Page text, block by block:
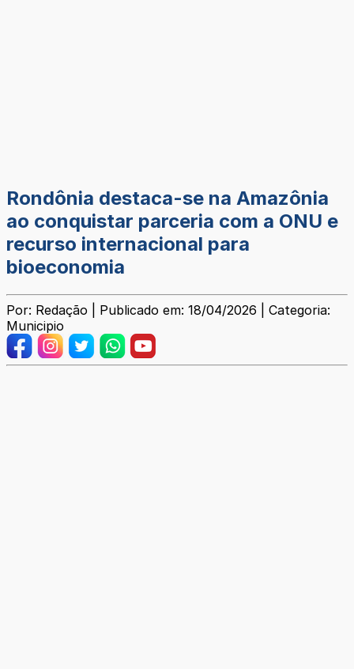
Rondônia destaca-se na Amazônia
ao conquistar parceria com a ONU e
recurso internacional para
bioeconomia
Por: Redação | Publicado em: 18/04/2026 | Categoria:
Municipio